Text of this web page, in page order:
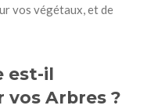
vos végétaux, et de
est-il
vos Arbres ?